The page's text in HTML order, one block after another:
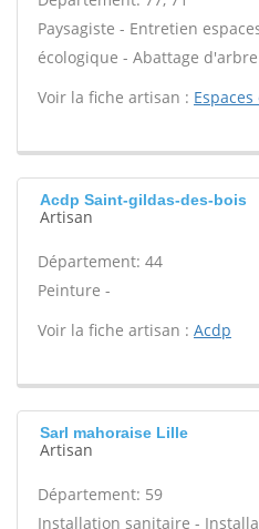
Paysagiste - Entretien
écologique - Abattage
Voir la fiche artisan :
Acdp Saint-gildas-des-bois
Artisan
Département: 44
Peinture -
Voir la fiche artisan : Acdp
Sarl mahoraise Lille
Artisan
Département: 59
Installation sanitaire -